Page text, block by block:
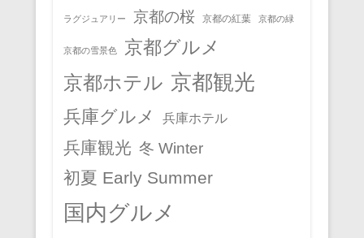
ラグジュアリー 京都の桜 京都の紅葉 京都の緑
京都の雪景色 京都グルメ
京都ホテル 京都観光
兵庫グルメ 兵庫ホテル
兵庫観光 冬 Winter
初夏 Early Summer
国内グルメ